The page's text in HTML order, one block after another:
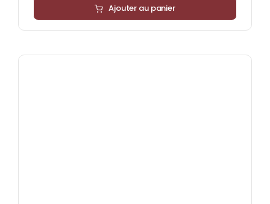
Ajouter au panier